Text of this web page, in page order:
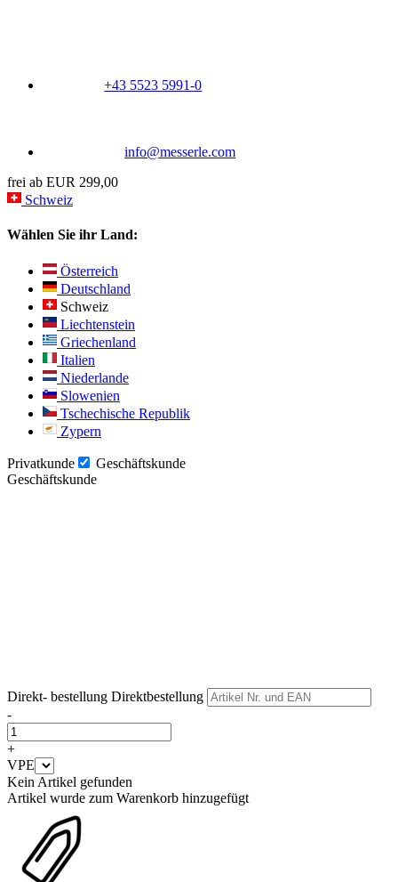
+43 5523 5991-0
info@messerle.com
frei ab EUR 299,00
Schweiz
Wählen Sie ihr Land:
Österreich
Deutschland
Schweiz
Liechtenstein
Griechenland
Italien
Niederlande
Slowenien
Tschechische Republik
Zypern
Privatkunde
Geschäftskunde
Geschäftskunde
Direkt- bestellung Direktbestellung
-
+
VPE
Kein Artikel gefunden
Artikel wurde zum Warenkorb hinzugefügt